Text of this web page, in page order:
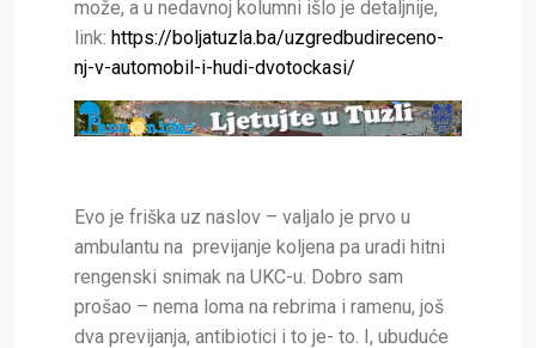
može, a u nedavnoj kolumni išlo je detaljnije,
link: https://boljatuzla.ba/uzgredbudireceno-
nj-v-automobil-i-hudi-dvotockasi/
Evo je friška uz naslov – valjalo je prvo u
ambulantu na previjanje koljena pa uradi hitni
rengenski snimak na UKC-u. Dobro sam
prošao – nema loma na rebrima i ramenu, još
dva previjanja, antibiotici i to je- to. I, ubuduće